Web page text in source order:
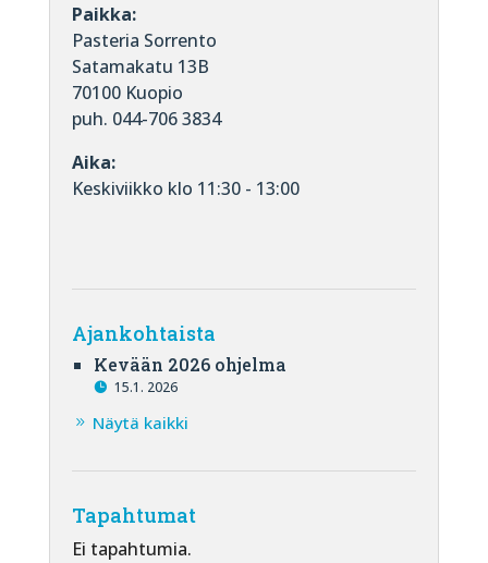
Paikka:
Pasteria Sorrento
Satamakatu 13B
70100 Kuopio
puh. 044-706 3834
Aika:
Keskiviikko klo 11:30 - 13:00
Ajankohtaista
Kevään 2026 ohjelma
15.1. 2026
Näytä kaikki
Tapahtumat
Ei tapahtumia.